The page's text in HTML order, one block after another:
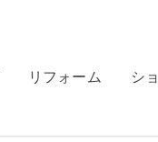
リフォーム シ